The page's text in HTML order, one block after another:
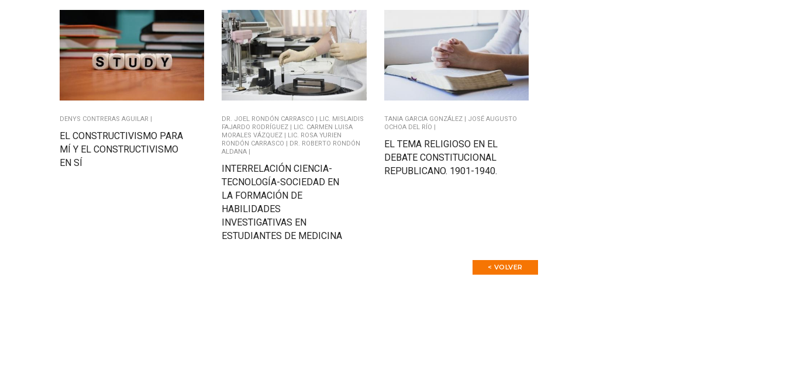
DENYS CONTRERAS AGUILAR |
EL CONSTRUCTIVISMO PARA
MÍ Y EL CONSTRUCTIVISMO
EN SÍ
DR. JOEL RONDÓN CARRASCO |
LIC. MISLAIDIS
FAJARDO RODRÍGUEZ |
LIC. CARMEN LUISA
MORALES VÁZQUEZ |
LIC. ROSA YURIEN
RONDÓN CARRASCO |
DR. ROBERTO RONDÓN
ALDANA |
INTERRELACIÓN CIENCIA-
TECNOLOGÍA-SOCIEDAD EN
LA FORMACIÓN DE
HABILIDADES
INVESTIGATIVAS EN
ESTUDIANTES DE MEDICINA
TANIA GARCIA GONZÁLEZ | JOSÉ AUGUSTO
OCHOA DEL RÍO |
EL TEMA RELIGIOSO EN EL
DEBATE CONSTITUCIONAL
REPUBLICANO. 1901-1940.
< VOLVER